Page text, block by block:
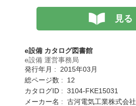
見る
e設備 カタログ図書館
e設備 運営事務局
発行年月 : 2015年03月
総ページ数 : 12
カタログID : 3104-FKE15031
メーカー名 : 古河電気工業株式会社